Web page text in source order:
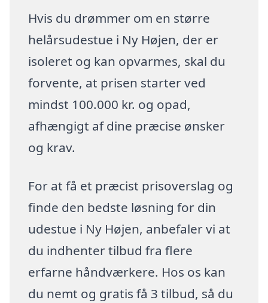
Hvis du drømmer om en større
helårsudestue i Ny Højen, der er
isoleret og kan opvarmes, skal du
forvente, at prisen starter ved
mindst 100.000 kr. og opad,
afhængigt af dine præcise ønsker
og krav.
For at få et præcist prisoverslag og
finde den bedste løsning for din
udestue i Ny Højen, anbefaler vi at
du indhenter tilbud fra flere
erfarne håndværkere. Hos os kan
du nemt og gratis få 3 tilbud, så du